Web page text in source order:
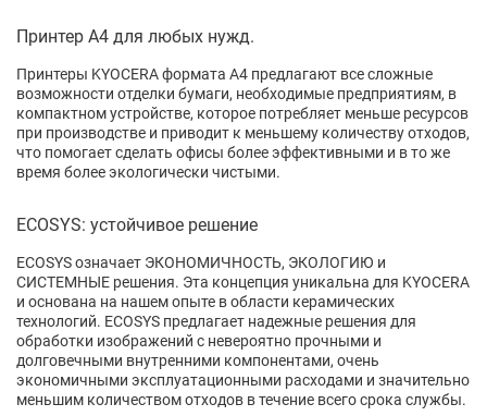
Принтер А4 для любых нужд.
Принтеры KYOCERA формата A4 предлагают все сложные
возможности отделки бумаги, необходимые предприятиям, в
компактном устройстве, которое потребляет меньше ресурсов
при производстве и приводит к меньшему количеству отходов,
что помогает сделать офисы более эффективными и в то же
время более экологически чистыми.
ECOSYS: устойчивое решение
ECOSYS означает ЭКОНОМИЧНОСТЬ, ЭКОЛОГИЮ и
СИСТЕМНЫЕ решения. Эта концепция уникальна для KYOCERA
и основана на нашем опыте в области керамических
технологий. ECOSYS предлагает надежные решения для
обработки изображений с невероятно прочными и
долговечными внутренними компонентами, очень
экономичными эксплуатационными расходами и значительно
меньшим количеством отходов в течение всего срока службы.